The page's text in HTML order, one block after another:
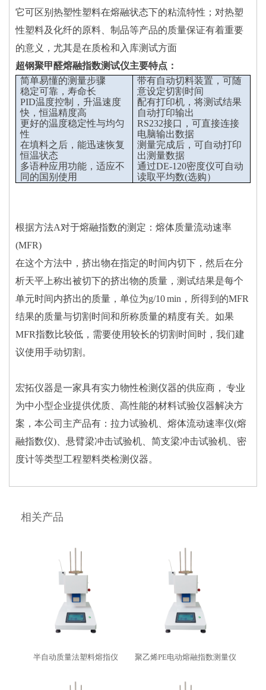
它可区别热塑性塑料在熔融状态下的粘流特性；对热塑
性塑料及化纤的原料、制品等产品的质量保证有着重要
的意义，尤其是在质检和入库测试方面
超钢聚甲醛熔融指数测试仪主要特点：
简单易懂的测量步骤
稳定可靠，寿命长
PID温度控制，升温速度
快，恒温精度高
更好的温度稳定性与均匀
性
在填料之后，能迅速恢复
恒温状态
多语种应用功能，适应不
同的国别使用
带有自动切料装置，可随
意设定切割时间
配有打印机，将测试结果
自动打印输出
RS232接口，可直接连接
电脑输出数据
测量完成后，可自动打印
出测量数据
通过DE-120密度仪可自动
读取平均数(选购）
根据方法A对于熔融指数的测定：熔体质量流动速率
(MFR)
在这个方法中，挤出物在指定的时间内切下，然后在分
析天平上称出被切下的挤出物的质量，测试结果是每个
单元时间内挤出的质量，单位为g/10 min，所得到的MFR
结果的质量与切割时间和所称质量的精度有关。如果
MFR指数比较低，需要使用较长的切割时间时，我们建
议使用手动切割。
宏拓仪器是一家具有实力物性检测仪器的供应商， 专业
为中小型企业提供优质、高性能的材料试验仪器解决方
案，本公司主产品有：拉力试验机、熔体流动速率仪(熔
融指数仪)、悬臂梁冲击试验机、简支梁冲击试验机、密
度计等类型工程塑料类检测仪器。
相关产品
半自动质量法塑料熔指仪 聚乙烯PE电动熔融指数测量仪